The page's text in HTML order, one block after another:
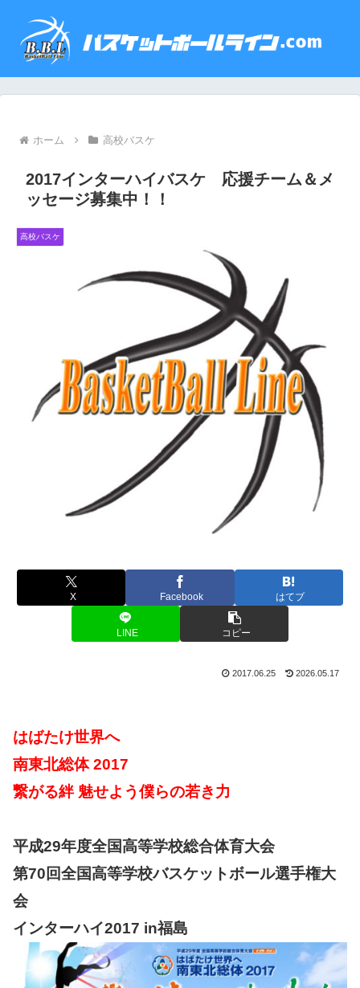
ホーム 高校バスケ
2017インターハイバスケ 応援チーム＆メ
ッセージ募集中！！
高校バスケ
X Facebook はてブ
LINE コピー
2017.06.25 2026.05.17
はばたけ世界へ
南東北総体 2017
繋がる絆 魅せよう僕らの若き力
平成29年度全国高等学校総合体育大会
第70回全国高等学校バスケットボール選手権大
会
インターハイ2017 in福島